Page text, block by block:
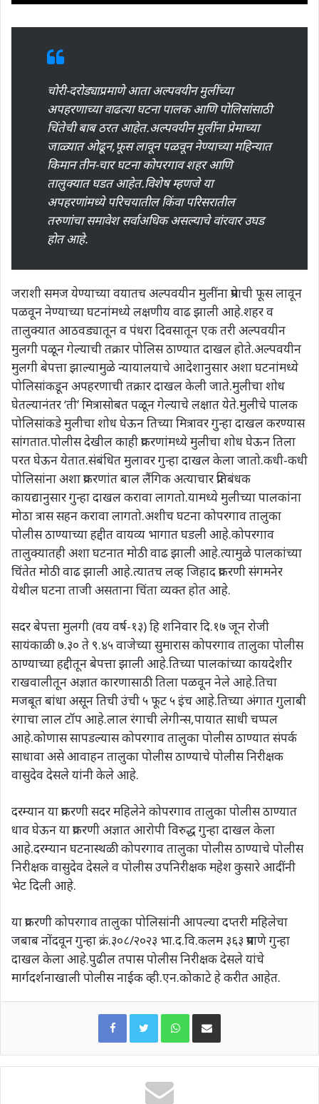
चोरी-दरोड्याप्रमाणे आता अल्पवयीन मुलींच्या
अपहरणाच्या वाढत्या घटना पालक आणि पोलिसांसाठी
चिंतेची बाब ठरत आहेत.अल्पवयीन मुलींना प्रेमाच्या
जाळ्यात ओढून,फूस लावून पळवून नेण्याच्या महिन्यात
किमान तीन-चार घटना कोपरगाव शहर आणि
तालुक्यात घडत आहेत.विशेष म्हणजे या
अपहरणांमध्ये परिचयातील किंवा परिसरातील
तरुणांचा समावेश सर्वाअधिक असल्याचे वांरवार उघड
होत आहे.
जराशी समज येण्याच्या वयातच अल्पवयीन मुलींना प्रेमाची फूस लावून
पळवून नेण्याच्या घटनांमध्ये लक्षणीय वाढ झाली आहे.शहर व
तालुक्यात आठवड्यातून व पंधरा दिवसातून एक तरी अल्पवयीन
मुलगी पळून गेल्याची तक्रार पोलिस ठाण्यात दाखल होते.अल्पवयीन
मुलगी बेपत्ता झाल्यामुळे न्यायालयाचे आदेशानुसार अशा घटनांमध्ये
पोलिसांकडून अपहरणाची तक्रार दाखल केली जाते.मुलीचा शोध
घेतल्यानंतर ‘ती’ मित्रासोबत पळून गेल्याचे लक्षात येते.मुलीचे पालक
पोलिसांकडे मुलीचा शोध घेऊन तिच्या मित्रावर गुन्हा दाखल करण्यास
सांगतात.पोलीस देखील काही प्रकरणांमध्ये मुलीचा शोध घेऊन तिला
परत घेऊन येतात.संबंधित मुलावर गुन्हा दाखल केला जातो.कधी-कधी
पोलिसांना अशा प्रकरणांत बाल लैंगिक अत्याचार प्रतिबंधक
कायद्यानुसार गुन्हा दाखल करावा लागतो.यामध्ये मुलीच्या पालकांना
मोठा त्रास सहन करावा लागतो.अशीच घटना कोपरगाव तालुका
पोलीस ठाण्याच्या हद्दीत वायव्य भागात घडली आहे.कोपरगाव
तालुक्यातही अशा घटनात मोठी वाढ झाली आहे.त्यामुळे पालकांच्या
चिंतेत मोठी वाढ झाली आहे.त्यातच लव्ह जिहाद प्रकरणी संगमनेर
येथील घटना ताजी असताना चिंता व्यक्त होत आहे.
सदर बेपत्ता मुलगी (वय वर्ष-१३) हि शनिवार दि.१७ जून रोजी
सायंकाळी ७.३० ते ९.४५ वाजेच्या सुमारास कोपरगाव तालुका पोलीस
ठाण्याच्या हद्दीतून बेपत्ता झाली आहे.तिच्या पालकांच्या कायदेशीर
राखवालीतून अज्ञात कारणासाठी तिला पळवून नेले आहे.तिचा
मजबूत बांधा असून तिची उंची ५ फूट ५ इंच आहे.तिच्या अंगात गुलाबी
रंगाचा लाल टॉप आहे.लाल रंगाची लेगीन्स,पायात साधी चप्पल
आहे.कोणास सापडल्यास कोपरगाव तालुका पोलीस ठाण्यात संपर्क
साधावा असे आवाहन तालुका पोलीस ठाण्याचे पोलीस निरीक्षक
वासुदेव देसले यांनी केले आहे.
दरम्यान या प्रकरणी सदर महिलेने कोपरगाव तालुका पोलीस ठाण्यात
धाव घेऊन या प्रकरणी अज्ञात आरोपी विरुद्ध गुन्हा दाखल केला
आहे.दरम्यान घटनास्थळी कोपरगाव तालुका पोलीस ठाण्याचे पोलीस
निरीक्षक वासुदेव देसले व पोलीस उपनिरीक्षक महेश कुसारे आदींनी
भेट दिली आहे.
या प्रकरणी कोपरगाव तालुका पोलिसांनी आपल्या दप्तरी महिलेचा
जबाब नोंदवून गुन्हा क्रं.३०८/२०२३ भा.द.वि.कलम ३६३ प्रमाणे गुन्हा
दाखल केला आहे.पुढील तपास पोलीस निरीक्षक देसले यांचे
मार्गदर्शनाखाली पोलीस नाईक व्ही.एन.कोकाटे हे करीत आहेत.
WhatsAppShare via Email